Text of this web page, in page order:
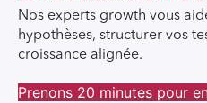
Nos experts growth vous
hypothèses, structurer vos
croissance alignée.
Prenons 20 minutes pour